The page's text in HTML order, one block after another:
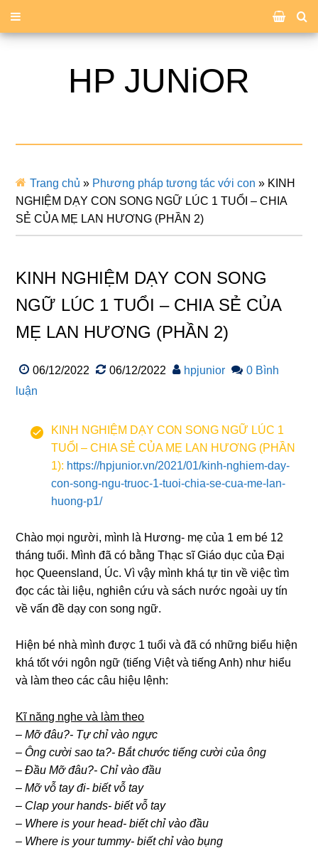
HP JUNiOR
Trang chủ » Phương pháp tương tác với con » KINH
NGHIỆM DẠY CON SONG NGỮ LÚC 1 TUỔI – CHIA
SẺ CỦA MẸ LAN HƯƠNG (PHẦN 2)
KINH NGHIỆM DẠY CON SONG
NGỮ LÚC 1 TUỔI – CHIA SẺ CỦA
MẸ LAN HƯƠNG (PHẦN 2)
06/12/2022 06/12/2022 hpjunior
0 Bình
luận
KINH NGHIỆM DẠY CON SONG NGỮ LÚC 1
TUỔI – CHIA SẺ CỦA MẸ LAN HƯƠNG (PHẦN
1): https://hpjunior.vn/2021/01/kinh-nghiem-day-
con-song-ngu-truoc-1-tuoi-chia-se-cua-me-lan-
huong-p1/
Chào mọi người, mình là Hương- mẹ của 1 em bé 12
tháng tuổi. Mình đã có bằng Thạc sĩ Giáo dục của Đại
học Queensland, Úc. Vì vậy mình khá tự tin về việc tìm
đọc các tài liệu, nghiên cứu và sách nước ngoài uy tín
về vấn đề dạy con song ngữ.
Hiện bé nhà mình được 1 tuổi và đã có những biểu hiện
khá tốt với ngôn ngữ (tiếng Việt và tiếng Anh) như hiểu
và làm theo các câu hiệu lệnh:
Kĩ năng nghe và làm theo
–Mỡ đâu?- Tự chỉ vào ngực
– Ông cười sao ta?- Bắt chước tiếng cười của ông
– Đầu Mỡ đâu?- Chỉ vào đầu
– Mỡ vỗ tay đi- biết vỗ tay
– Clap your hands- biết vỗ tay
– Where is your head- biết chỉ vào đầu
– Where is your tummy- biết chỉ vào bụng